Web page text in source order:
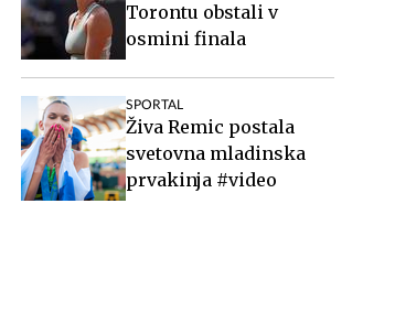
Torontu obstali v
osmini finala
SPORTAL
Živa Remic postala
svetovna mladinska
prvakinja #video